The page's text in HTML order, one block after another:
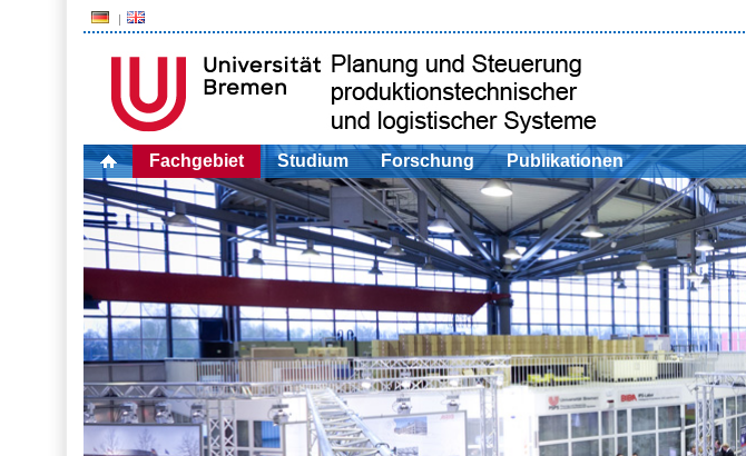
Fachgebiet Studium Forschung Publikationen